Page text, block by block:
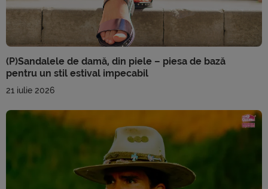
(P)Sandalele de damă, din piele – piesa de bază
pentru un stil estival impecabil
21 iulie 2026